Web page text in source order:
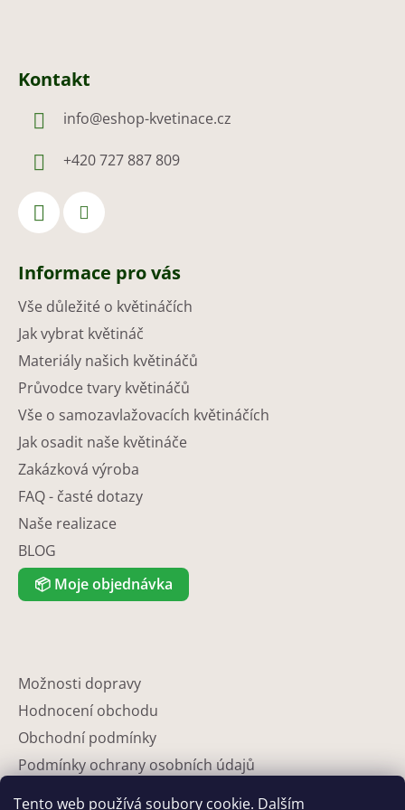
Tento web používá soubory cookie. Dalším
Kontakt
info@eshop-kvetinace.cz
+420 727 887 809
Informace pro vás
Vše důležité o květináčích
Jak vybrat květináč
Materiály našich květináčů
Průvodce tvary květináčů
Vše o samozavlažovacích květináčích
Jak osadit naše květináče
Zakázková výroba
FAQ - časté dotazy
Naše realizace
BLOG
📦 Moje objednávka
Možnosti dopravy
Hodnocení obchodu
Obchodní podmínky
Podmínky ochrany osobních údajů